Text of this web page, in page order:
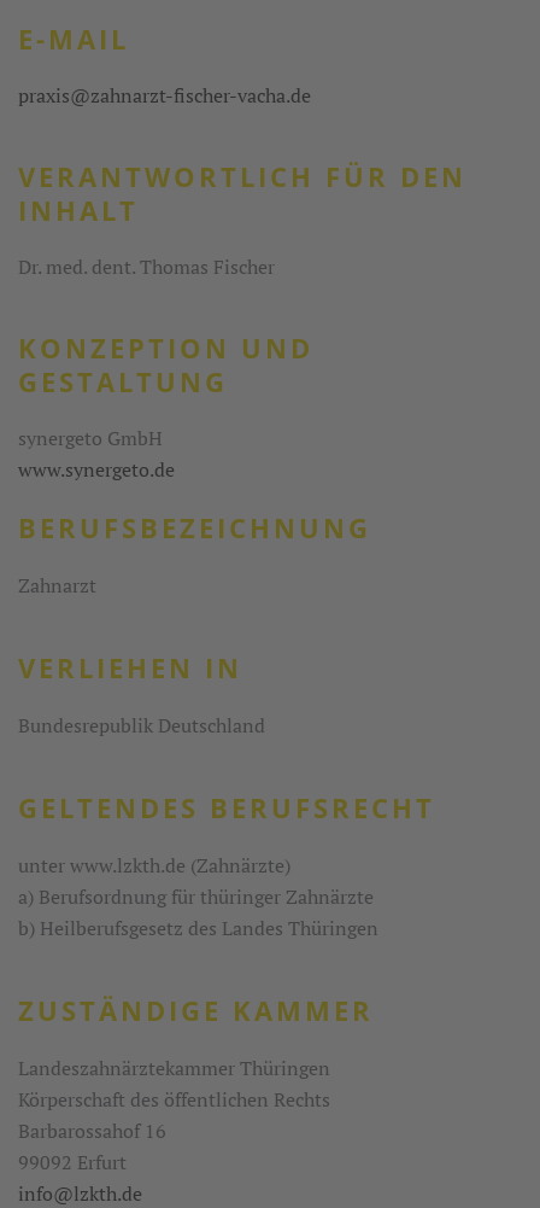
E-MAIL
praxis@zahnarzt-fischer-vacha.de
VERANTWORTLICH FÜR DEN
INHALT
Dr. med. dent. Thomas Fischer
KONZEPTION UND
GESTALTUNG
synergeto GmbH
www.synergeto.de
BERUFSBEZEICHNUNG
Zahnarzt
VERLIEHEN IN
Bundesrepublik Deutschland
GELTENDES BERUFSRECHT
unter www.lzkth.de (Zahnärzte)
a) Berufsordnung für thüringer Zahnärzte
b) Heilberufsgesetz des Landes Thüringen
ZUSTÄNDIGE KAMMER
Landeszahnärztekammer Thüringen
Körperschaft des öffentlichen Rechts
Barbarossahof 16
99092 Erfurt
info@lzkth.de